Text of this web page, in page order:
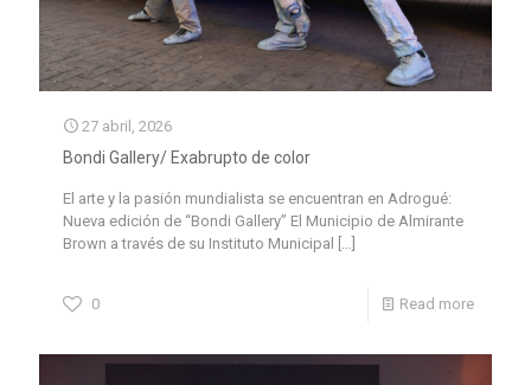
27 abril, 2026
Bondi Gallery/ Exabrupto de color
El arte y la pasión mundialista se encuentran en Adrogué:
Nueva edición de “Bondi Gallery” El Municipio de Almirante
Brown a través de su Instituto Municipal
0 Read more